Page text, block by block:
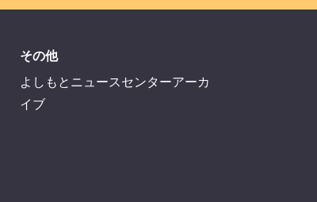
その他
よしもとニュースセンターアーカ
イブ